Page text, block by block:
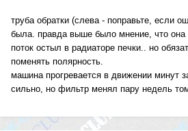
труба обратки (слева - поправьте, если
была. правда выше было мнение, что она
поток остыл в радиаторе печки.. но
поменять полярность.
машина прогревается в движении минут
сильно, но фильтр менял пару недель